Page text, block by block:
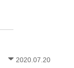
2020.07.20